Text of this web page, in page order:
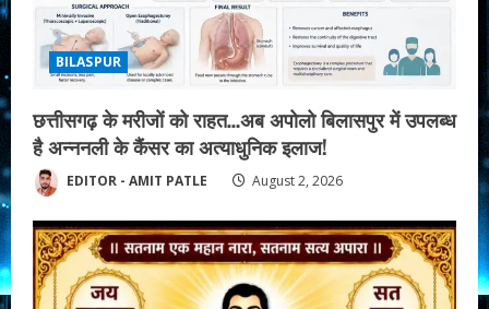
BILASPUR
छत्तीसगढ़ के मरीजों को राहत…अब अपोलो बिलासपुर में उपलब्ध
है अन्ननली के कैंसर का अत्याधुनिक इलाज!
EDITOR - AMIT PATLE August 2, 2026